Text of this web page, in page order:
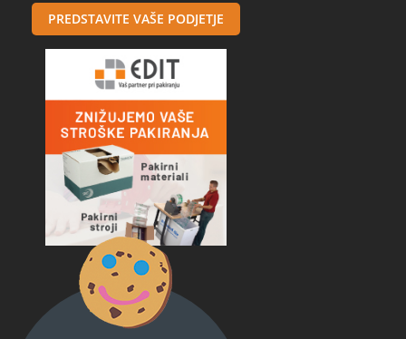
PREDSTAVITE VAŠE PODJETJE